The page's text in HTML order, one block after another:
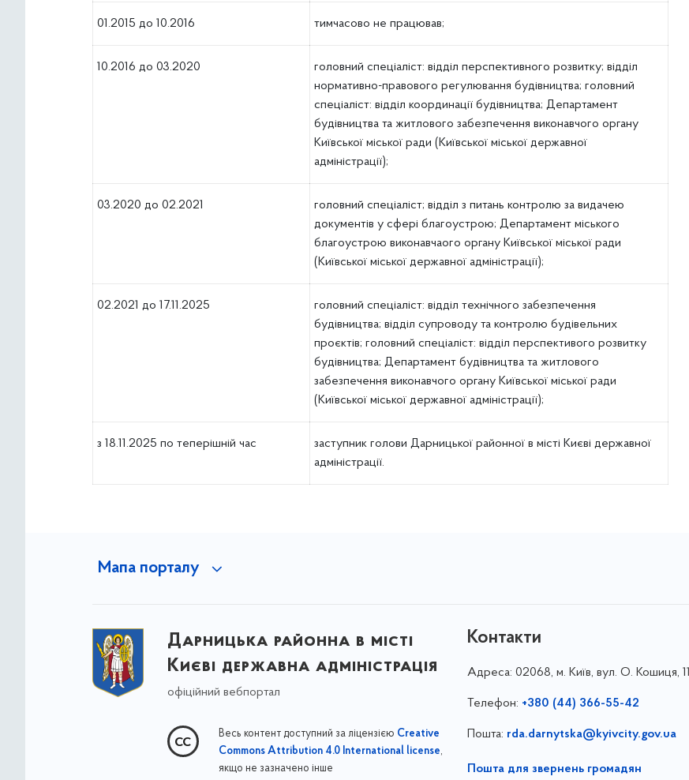
01.2015 до 10.2016 тимчасово не працював;
10.2016 до 03.2020
головний спеціаліст: відділ перспективного розвитку; відділ
нормативно-правового регулювання будівництва; головний
спеціаліст: відділ координації будівництва; Департамент
будівництва та житлового забезпечення виконавчого органу
Київської міської ради (Київської міської державної
адміністрації);
03.2020 до 02.2021
головний спеціаліст; відділ з питань контролю за видачею
документів у сфері благоустрою; Департамент міського
благоустрою виконавчаого органу Київської міської ради
(Київської міської державної адміністрації);
02.2021 до 17.11.2025
головний спеціаліст: відділ технічного забезпечення
будівництва; відділ супроводу та контролю будівельних
проєктів; головний спеціаліст: відділ перспективого розвитку
будівництва; Департамент будівництва та житлового
забезпечення виконавчого органу Київської міської ради
(Київської міської державної адміністрації);
з 18.11.2025 по теперішній час
заступник голови Дарницької районної в місті Києві державної
адміністрації.
Мапа порталу
Дарницька районна в місті
Києві державна адміністрація
офіційний вебпортал
Весь контент доступний за ліцензією Creative
Commons Attribution 4.0 International license,
якщо не зазначено інше
Контакти
Адреса: 02068, м. Київ, вул. О. Кошиця, 11
Телефон: +380 (44) 366-55-42
Пошта: rda.darnytska@kyivcity.gov.ua
Пошта для звернень громадян